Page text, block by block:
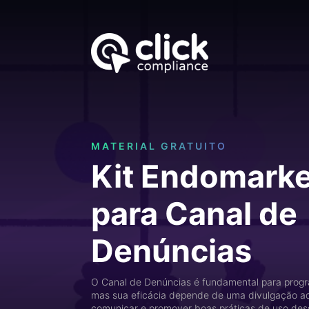
MATERIAL GRATUITO
Kit
para Canal de
Denúncias
O Canal de Denúncias é fundamental para
mas sua eficácia depende de uma divulgação